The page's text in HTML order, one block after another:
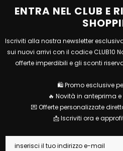
ENTRA NEL CLUB E
Iscriviti alla nostra newsletter
sui nuovi arrivi con il codice CLUB10
offerte imperdibili e gli sconti
🛍 Promo esclusive
🔥 Novità in anteprima
💌 Offerte personalizzate
📩 Iscriviti ora e